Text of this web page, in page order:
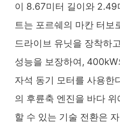
이 8.67미터 길이와 2.49
트는 포르쉐의 마칸 터보
드라이브 유닛을 장착하
성능을 보장하여,
자석 동기 모터를 사용한
의 후륜축 엔진을 바다
할 수 있는 기술 전환은